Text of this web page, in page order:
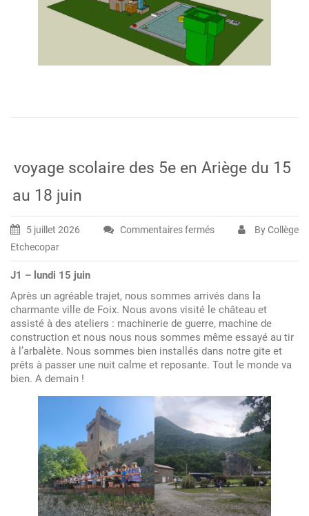
voyage scolaire des 5e en Ariège du 15
au 18 juin
5 juillet 2026 Commentaires ferméssur
5e
Ariège
du
15
18
By Collège
Etchecopar
J1 – lundi 15 juin
Après un agréable trajet, nous sommes arrivés dans la
charmante ville de Foix. Nous avons visité le château et
assisté à des ateliers : machinerie de guerre, machine de
construction et nous nous nous sommes même essayé au tir
à l’arbalète. Nous sommes bien installés dans notre gite et
prêts à passer une nuit calme et reposante. Tout le monde va
bien. A demain !